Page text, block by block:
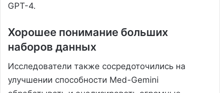
GPT-4.
Хорошее понимание больших
наборов данных
Исследователи также сосредоточились на
улучшении способности Med-Gemini